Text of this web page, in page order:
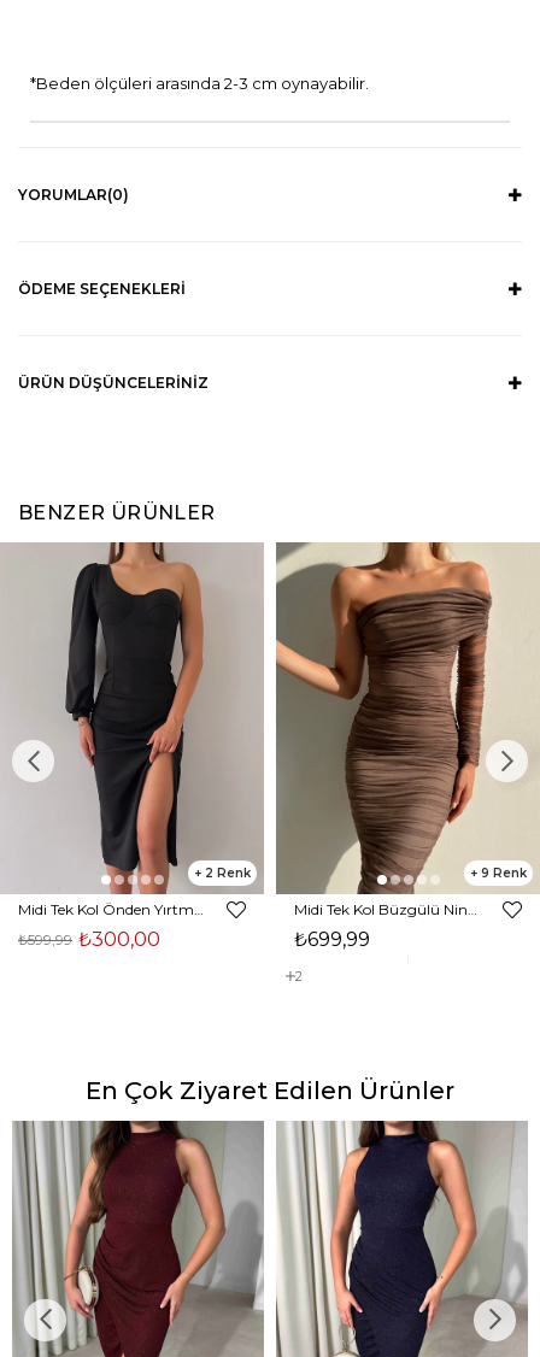
*Beden ölçüleri arasında 2-3 cm oynayabilir.
YORUMLAR(0)
ÖDEME SEÇENEKLERI
ÜRÜN DÜŞÜNCELERINIZ
BENZER ÜRÜNLER
2
₺300,00
₺599,99
9
₺699,99
2
En Çok Ziyaret Edilen Ürünler